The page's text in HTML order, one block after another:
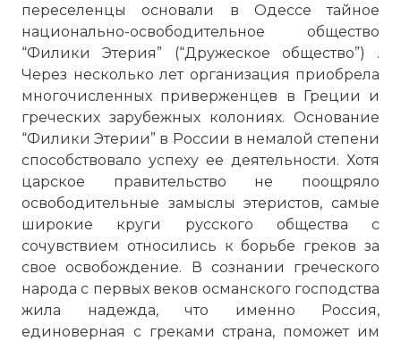
переселенцы основали в Одессе тайное
национально-освободительное общество
“Филики Этерия” (“Дружеское общество”) .
Через несколько лет организация приобрела
многочисленных приверженцев в Греции и
греческих зарубежных колониях. Основание
“Филики Этерии” в России в немалой степени
способствовало успеху ее деятельности. Хотя
царское правительство не поощряло
освободительные замыслы этеристов, самые
широкие круги русского общества с
сочувствием относились к борьбе греков за
свое освобождение. В сознании греческого
народа с первых веков османского господства
жила надежда, что именно Россия,
единоверная с греками страна, поможет им